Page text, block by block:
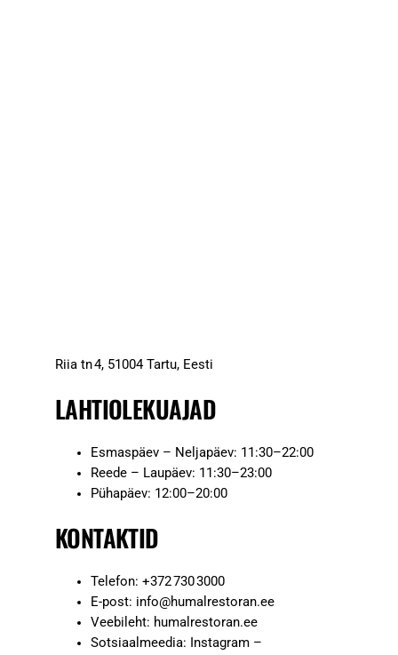
Riia tn 4, 51004 Tartu, Eesti
LAHTIOLEKUAJAD
Esmaspäev – Neljapäev: 11:30–22:00
Reede – Laupäev: 11:30–23:00
Pühapäev: 12:00–20:00
KONTAKTID
Telefon: +372 730 3000
E-post: info@humalrestoran.ee
Veebileht: humalrestoran.ee
Sotsiaalmeedia: Instagram –